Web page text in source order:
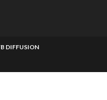
DIFFUSION